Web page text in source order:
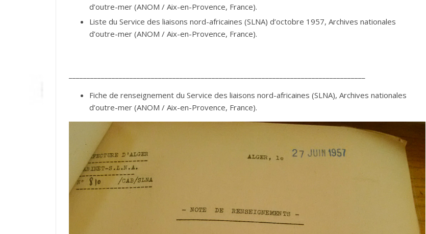
d’outre-mer (ANOM / Aix-en-Provence, France).
Liste du Service des liaisons nord-africaines (SLNA) d’octobre 1957, Archives nationales
d’outre-mer (ANOM / Aix-en-Provence, France).
Fiche de renseignement du Service des liaisons nord-africaines (SLNA), Archives nationales
d’outre-mer (ANOM / Aix-en-Provence, France).